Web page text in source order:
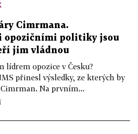
Cimrmana.
opozičními politiky jsou
jim vládnou
lídrem opozice v Česku?
přinesl výsledky, ze kterých by
Na prvním...